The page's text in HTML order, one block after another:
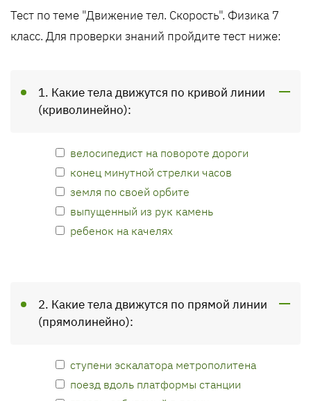
Тест по теме "Движение тел. Скорость". Физика 7
класс. Для проверки знаний пройдите тест ниже:
1. Какие тела движутся по кривой линии
(криволинейно):
велосипедист на повороте дороги
конец минутной стрелки часов
земля по своей орбите
выпущенный из рук камень
ребенок на качелях
2. Какие тела движутся по прямой линии
(прямолинейно):
ступени эскалатора метрополитена
поезд вдоль платформы станции